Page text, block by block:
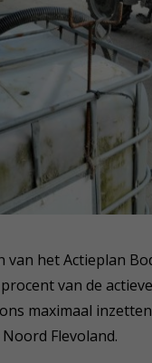
het Actieplan
van de
maximaal
Flevoland.